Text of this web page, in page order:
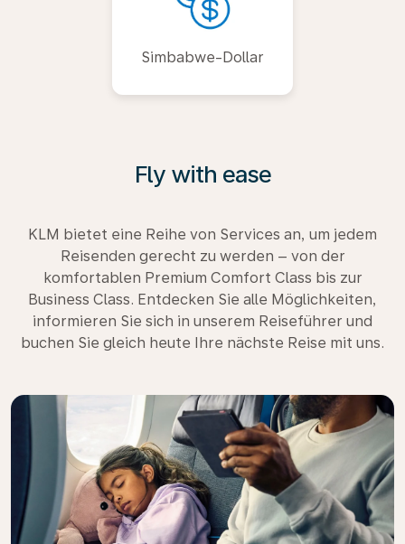
Simbabwe-Dollar
Fly with ease
KLM bietet eine Reihe von Services an, um jedem
Reisenden gerecht zu werden – von der
komfortablen Premium Comfort Class bis zur
Business Class. Entdecken Sie alle Möglichkeiten,
informieren Sie sich in unserem Reiseführer und
buchen Sie gleich heute Ihre nächste Reise mit uns.